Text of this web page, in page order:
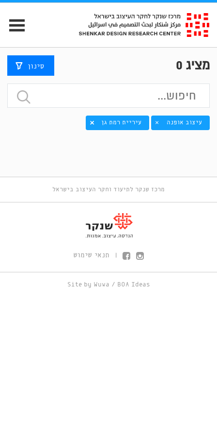
מציג 0 סינון
עיצוב אופנה × עיריית רמת גן
מרכז שנקר לתיעוד וחקר העיצוב בישראל
תנאי שימוש
Site by Wuwa / BOA Ideas